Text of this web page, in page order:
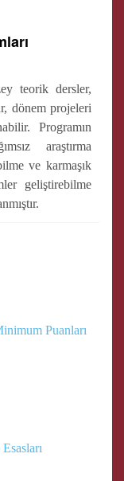
teorik dersler,
dönem projeleri
Programın
araştırma
ve karmaşık
geliştirebilme
Puanları